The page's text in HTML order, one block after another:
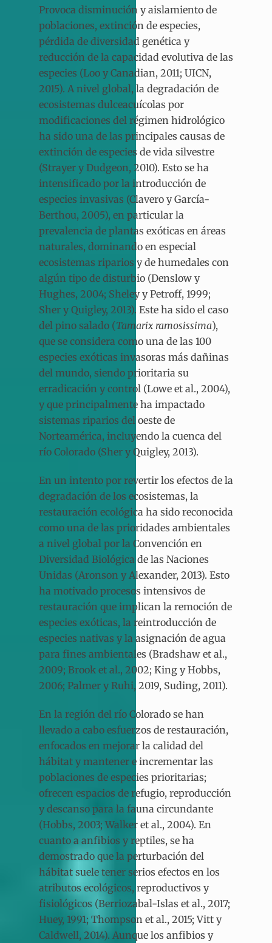
Provoca disminución y aislamiento de
poblaciones, extinción de especies,
pérdida de diversidad genética y
reducción de la capacidad evolutiva de las
especies (Loo y Canadian, 2011; UICN,
2015). A nivel global, la degradación de
ecosistemas dulceacuícolas por
modificaciones del régimen hidrológico
ha sido una de las principales causas de
extinción de especies de vida silvestre
(Strayer y Dudgeon, 2010). Esto se ha
intensificado por la introducción de
especies invasivas (Clavero y García-
Berthou, 2005), en particular la
prevalencia de plantas exóticas en áreas
naturales, dominando en especial
ecosistemas riparios y de humedales con
algún tipo de disturbio (Denslow y
Hughes, 2004; Sheley y Petroff, 1999;
Sher y Quigley, 2013). Este ha sido el caso
del pino salado (Tamarix ramosissima),
que se considera como una de las 100
especies exóticas invasoras más dañinas
del mundo, siendo prioritaria su
erradicación y control (Lowe et al., 2004),
y que principalmente ha impactado
sistemas riparios del oeste de
Norteamérica, incluyendo la cuenca del
río Colorado (Sher y Quigley, 2013).
En un intento por revertir los efectos de la
degradación de los ecosistemas, la
restauración ecológica ha sido reconocida
como una de las prioridades ambientales
a nivel global por la Convención en
Diversidad Biológica de las Naciones
Unidas (Aronson y Alexander, 2013). Esto
ha motivado procesos intensivos de
restauración que implican la remoción de
especies exóticas, la reintroducción de
especies nativas y la asignación de agua
para fines ambientales (Bradshaw et al.,
2009; Brook et al., 2002; King y Hobbs,
2006; Palmer y Ruhi, 2019, Suding, 2011).
En la región del río Colorado se han
llevado a cabo esfuerzos de restauración,
enfocados en mejorar la calidad del
hábitat y mantener e incrementar las
poblaciones de especies prioritarias;
ofrecen espacios de refugio, reproducción
y descanso para la fauna circundante
(Hobbs, 2003; Walker et al., 2004). En
cuanto a anfibios y reptiles, se ha
demostrado que la perturbación del
hábitat suele tener serios efectos en los
atributos ecológicos, reproductivos y
fisiológicos (Berriozabal-Islas et al., 2017;
Huey, 1991; Thompson et al., 2015; Vitt y
Caldwell, 2014). Aunque los anfibios y